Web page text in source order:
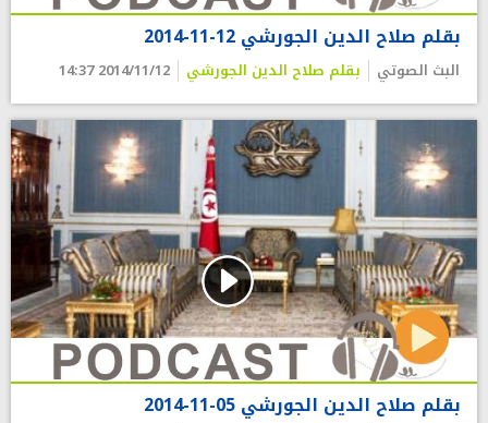
بقلم صلاح الدين الجورشي 12-11-2014
البث الصوتي بقلم صلاح الدين الجورشي 2014/11/12 14:37
بقلم صلاح الدين الجورشي 05-11-2014